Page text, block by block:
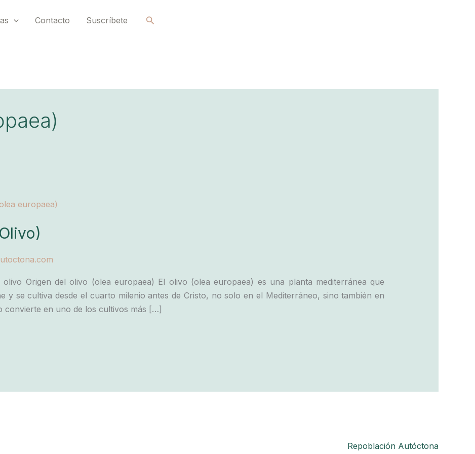
Contacto Suscríbete Buscar
olivo Origen del olivo (olea europaea) El olivo (olea europaea) es una planta mediterránea que
y se cultiva desde el cuarto milenio antes de Cristo, no solo en el Mediterráneo, sino también en
convierte en uno de los cultivos más […]
Repoblación Autóctona